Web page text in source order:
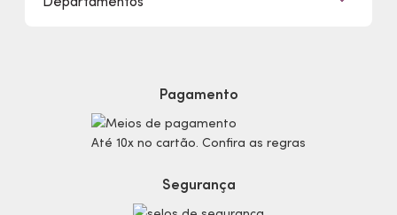
Preferências de Cookies
Consumidor.gov.br
Código de defesa do consumidor
Trocas e Devoluções
Produtos Masculinos
Teste do Tom de Base
Teste da Fragrância Perfeita
Pagamento
Até 10x no cartão. Confira as regras
Segurança